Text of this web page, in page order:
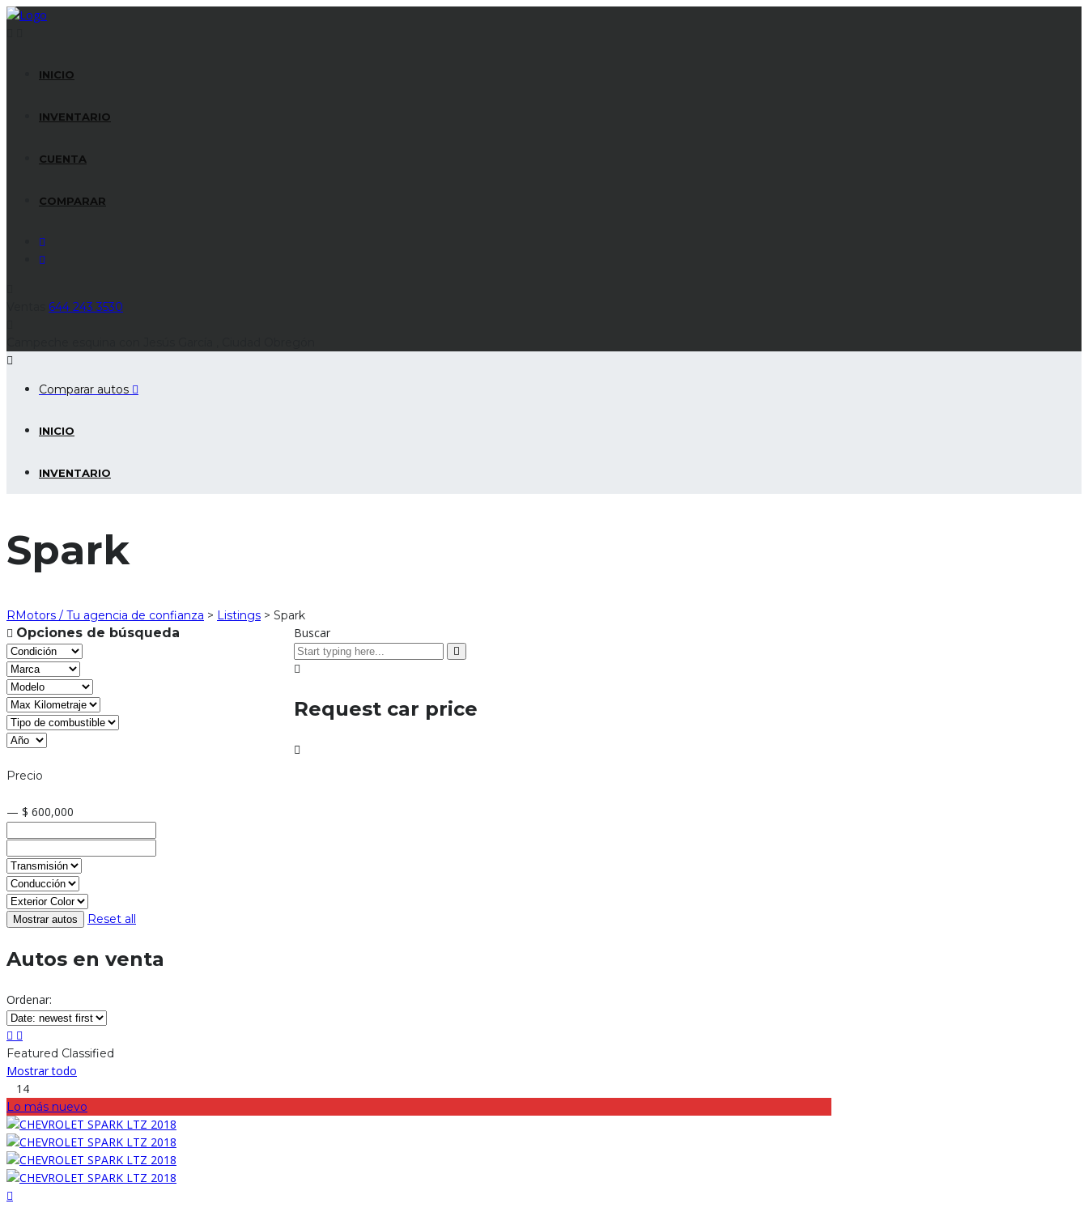
INICIO
INVENTARIO
CUENTA
COMPARAR
644 243 3530
Comparar autos
INICIO
INVENTARIO
Spark
RMotors / Tu agencia de confianza > Listings > Spark
Opciones de búsqueda
Precio
— $ 600,000
Reset all
Autos en venta
Ordenar:
Featured Classified
Mostrar todo
14
Lo más nuevo
Buscar
Request car price